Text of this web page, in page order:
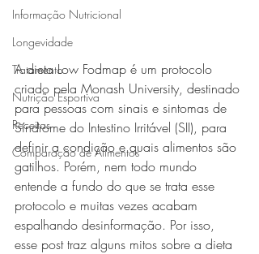
Informação Nutricional
Longevidade
Tratamento
Nutrição Esportiva
Receitas
Comparação de Alimentos
A dieta Low Fodmap é um protocolo
criado pela Monash University, destinado
para pessoas com sinais e sintomas de
Síndrome do Intestino Irritável (SII), para
definir a condição e quais alimentos são
gatilhos. Porém, nem todo mundo
entende a fundo do que se trata esse
protocolo e muitas vezes acabam
espalhando desinformação. Por isso,
esse post traz alguns mitos sobre a dieta